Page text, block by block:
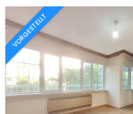
VORGESTELLT